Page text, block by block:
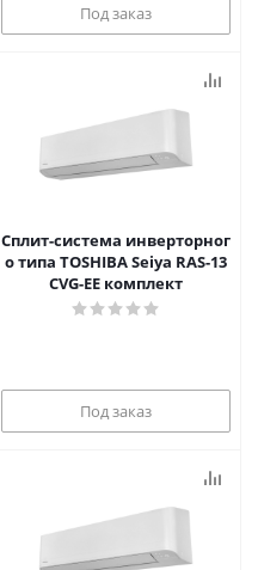
Под заказ
Сплит-система инверторног
о типа TOSHIBA Seiya RAS-13
CVG-EE комплект
Под заказ